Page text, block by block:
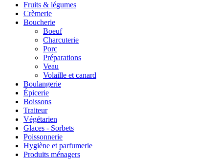
Fruits & légumes
Crèmerie
Boucherie
Boeuf
Charcuterie
Porc
Préparations
Veau
Volaille et canard
Boulangerie
Épicerie
Boissons
Traiteur
Végétarien
Glaces - Sorbets
Poissonnerie
Hygiène et parfumerie
Produits ménagers